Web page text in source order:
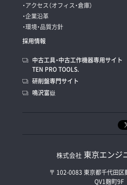
・アクセス（オフィス・倉庫）
・企業沿革
・環境・品質方針
採用情報
中古工具・中古工作機器専用サイト
TEN PRO TOOLS.
研削盤専門サイト
鳴沢富嶽
株式会社 東京エンジ
〒 102-0083 東京都千代田
QV1麹町9F